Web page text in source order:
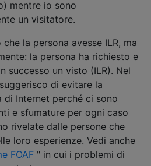
mentre io sono
un visitatore.
la persona avesse ILR, ma
la persona ha richiesto e
successo un visto (ILR). Nel
di evitare la
di Internet perché ci sono
e sfumature per ogni caso
rivelate dalle persone che
loro esperienze. Vedi anche
FOAF " in cui i problemi di